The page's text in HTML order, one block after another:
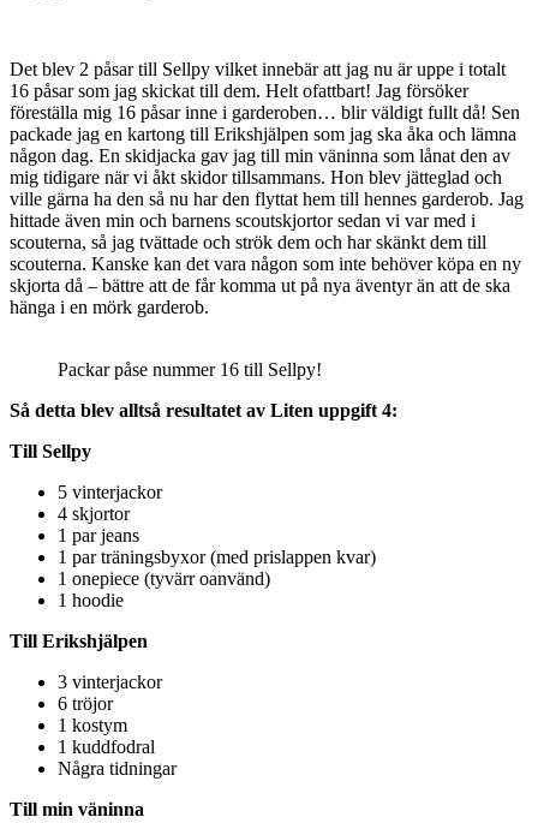
Det blev 2 påsar till Sellpy vilket innebär att jag nu är uppe i totalt
16 påsar som jag skickat till dem. Helt ofattbart! Jag försöker
föreställa mig 16 påsar inne i garderoben… blir väldigt fullt då! Sen
packade jag en kartong till Erikshjälpen som jag ska åka och lämna
någon dag. En skidjacka gav jag till min väninna som lånat den av
mig tidigare när vi åkt skidor tillsammans. Hon blev jätteglad och
ville gärna ha den så nu har den flyttat hem till hennes garderob. Jag
hittade även min och barnens scoutskjortor sedan vi var med i
scouterna, så jag tvättade och strök dem och har skänkt dem till
scouterna. Kanske kan det vara någon som inte behöver köpa en ny
skjorta då – bättre att de får komma ut på nya äventyr än att de ska
hänga i en mörk garderob.
Packar påse nummer 16 till Sellpy!
Så detta blev alltså resultatet av Liten uppgift 4:
Till Sellpy
5 vinterjackor
4 skjortor
1 par jeans
1 par träningsbyxor (med prislappen kvar)
1 onepiece (tyvärr oanvänd)
1 hoodie
Till Erikshjälpen
3 vinterjackor
6 tröjor
1 kostym
1 kuddfodral
Några tidningar
Till min väninna